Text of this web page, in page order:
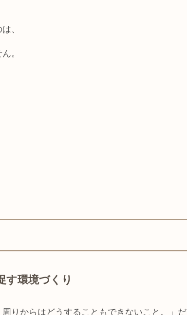
、
。
す環境づくり
りからはどうすることもできないこと。」だ